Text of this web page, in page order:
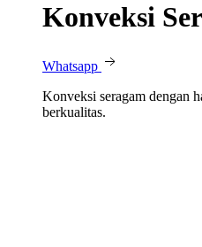
Konveksi
Whatsapp
Konveksi seragam dengan
berkualitas.